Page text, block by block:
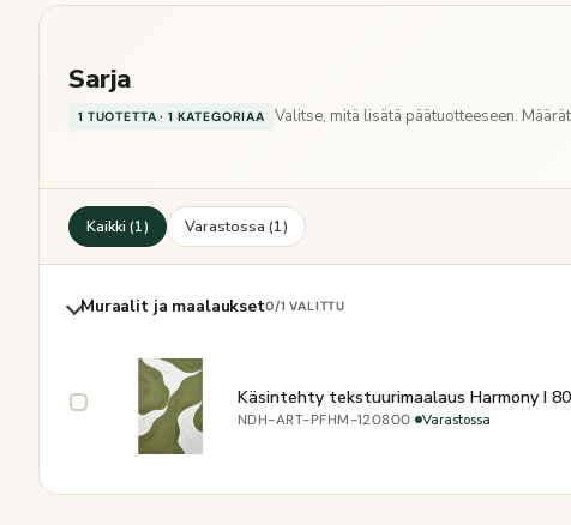
Sarja
1 TUOTETTA · 1 KATEGORIAA Valitse, mitä lisätä päätuotteeseen.
Kaikki (1) Varastossa (1)
Muraalit ja maalaukset0/1 VALITTU
Käsintehty tekstuurimaalaus Harmony I
NDH-ART-PFHM-120800· Varastossa